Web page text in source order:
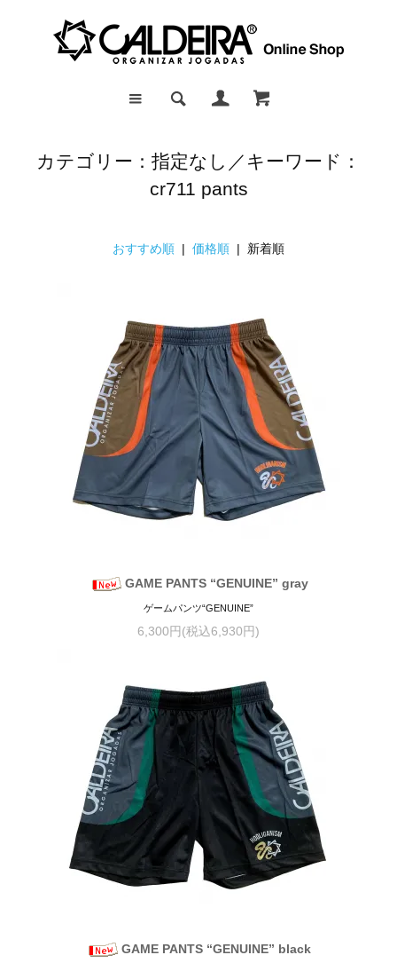
カテゴリー：指定なし／キーワード：
cr711 pants
おすすめ順 | 価格順 | 新着順
GAME PANTS “GENUINE” gray
ゲームパンツ“GENUINE”
6,300円(税込6,930円)
GAME PANTS “GENUINE” black